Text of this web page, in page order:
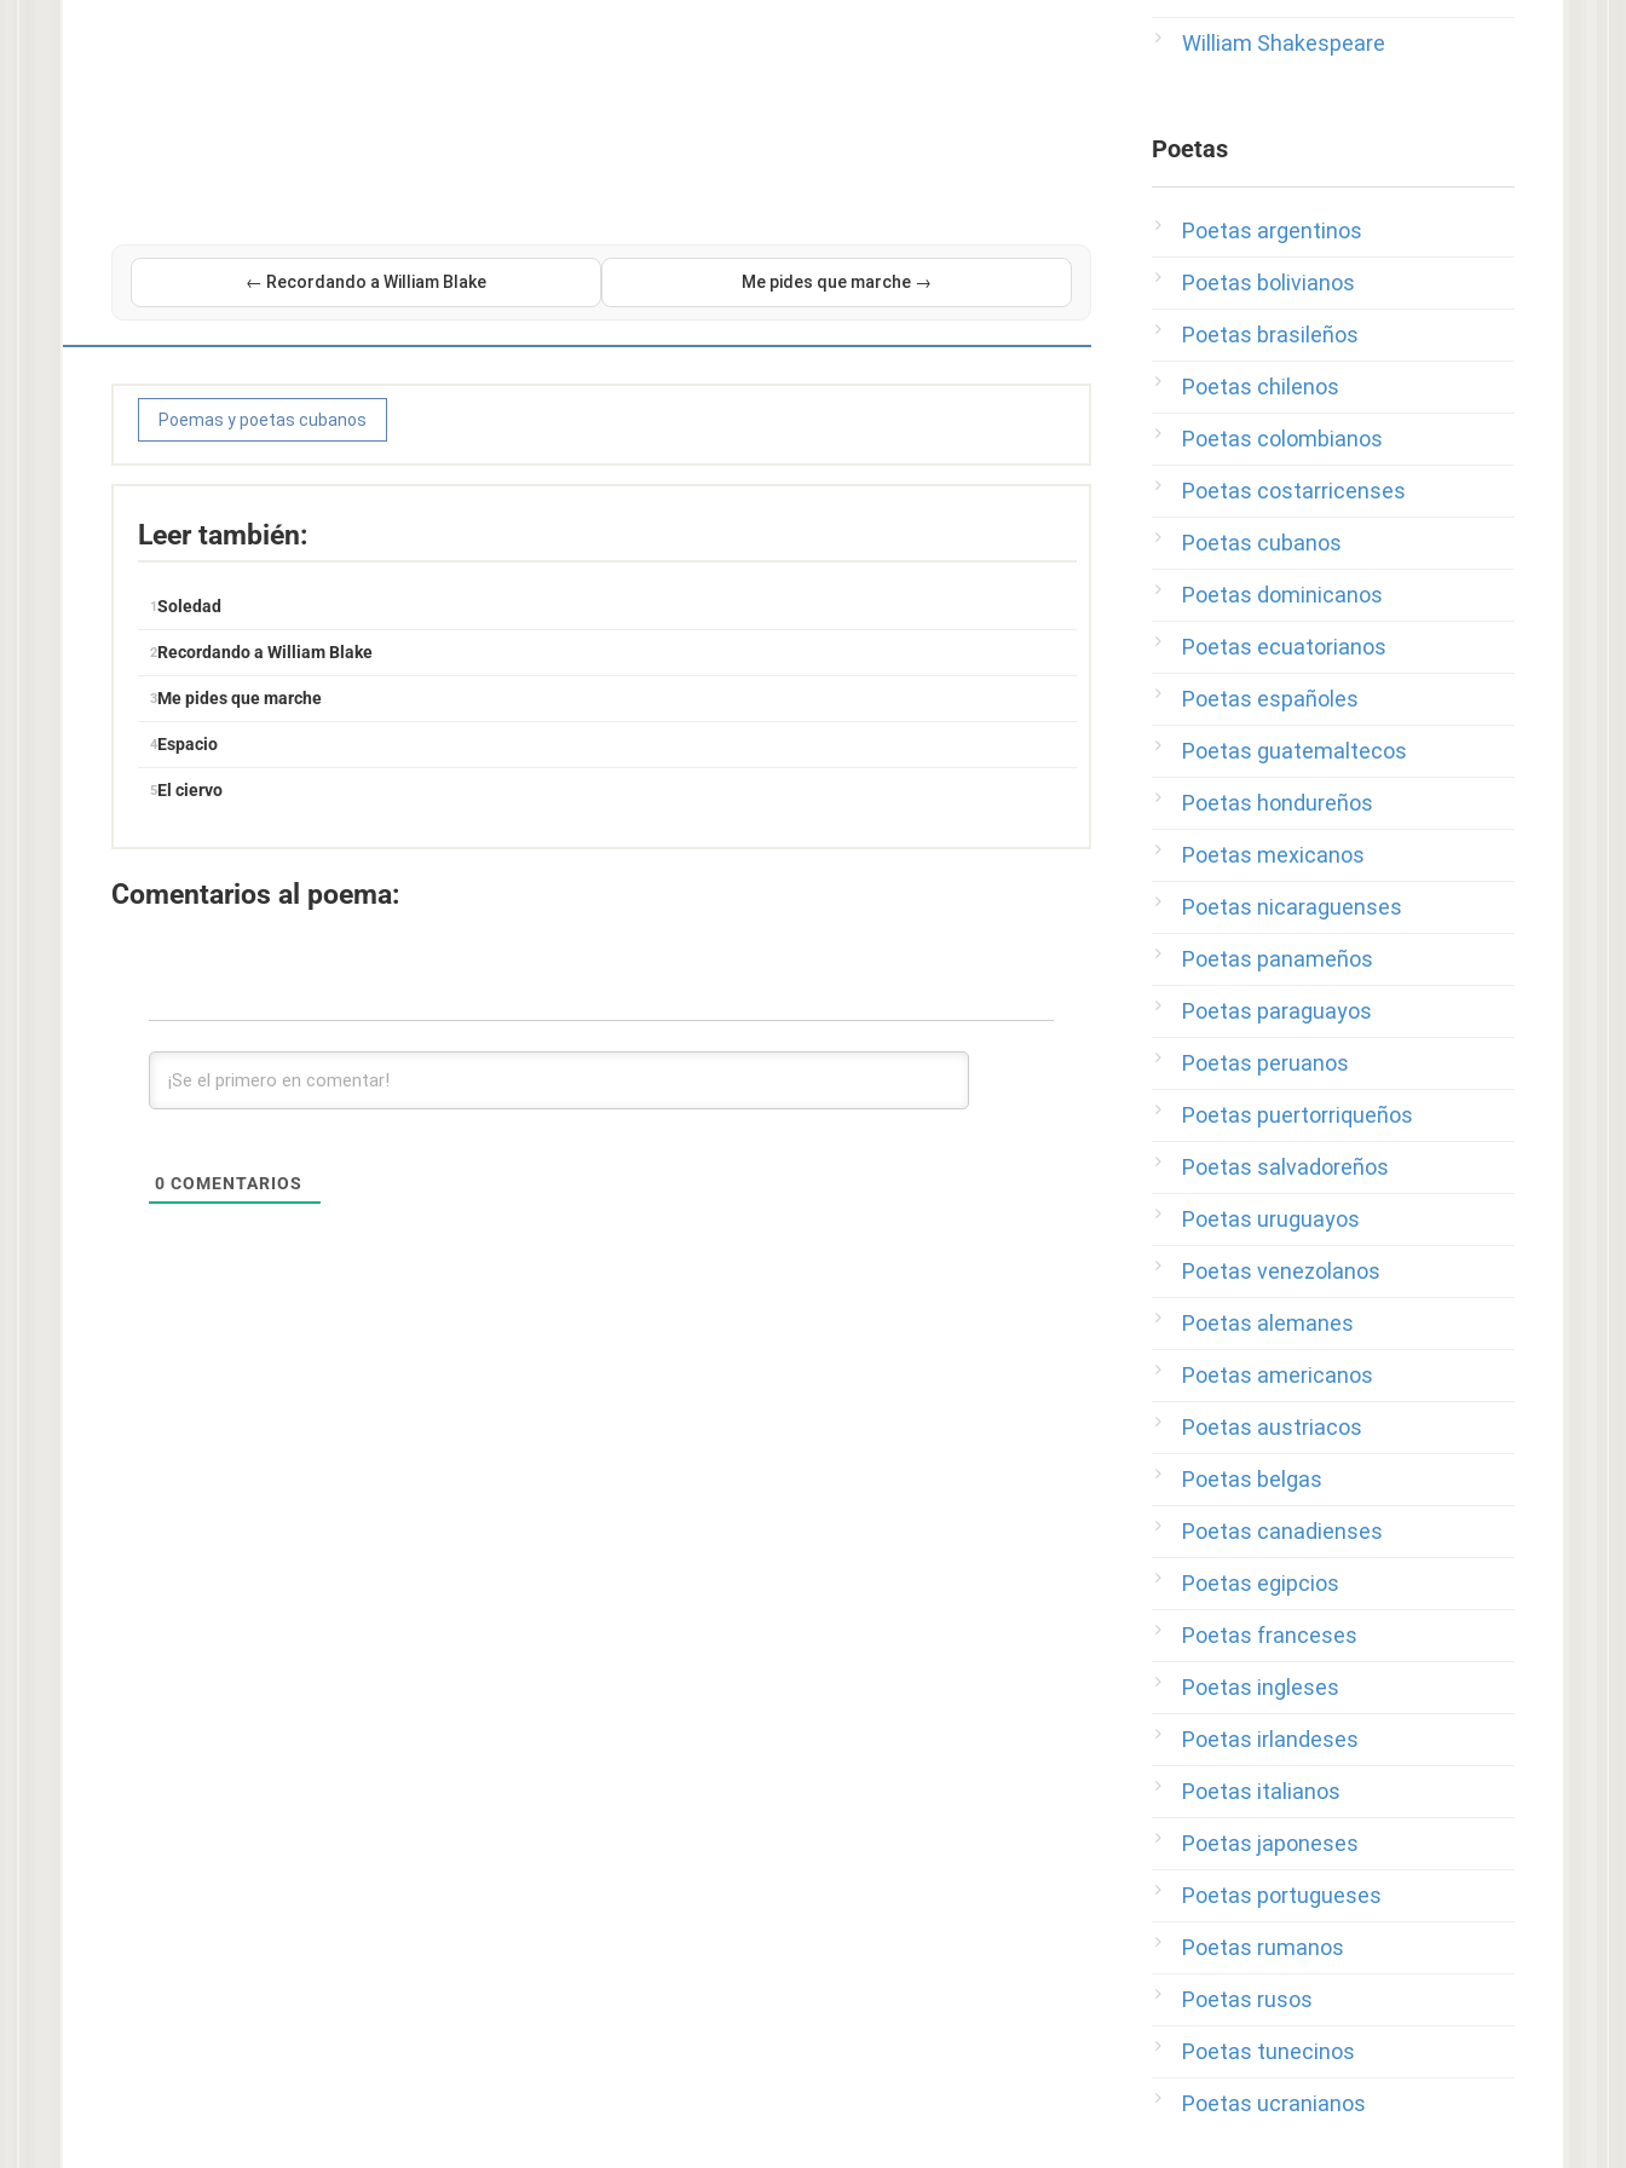
← Recordando a William Blake Me pides que marche →
Poemas y poetas cubanos
Leer también:
Soledad
Recordando a William Blake
Me pides que marche
Espacio
El ciervo
Comentarios al poema:
0 COMENTARIOS
William Shakespeare
Poetas
Poetas argentinos
Poetas bolivianos
Poetas brasileños
Poetas chilenos
Poetas colombianos
Poetas costarricenses
Poetas cubanos
Poetas dominicanos
Poetas ecuatorianos
Poetas españoles
Poetas guatemaltecos
Poetas hondureños
Poetas mexicanos
Poetas nicaraguenses
Poetas panameños
Poetas paraguayos
Poetas peruanos
Poetas puertorriqueños
Poetas salvadoreños
Poetas uruguayos
Poetas venezolanos
Poetas alemanes
Poetas americanos
Poetas austriacos
Poetas belgas
Poetas canadienses
Poetas egipcios
Poetas franceses
Poetas ingleses
Poetas irlandeses
Poetas italianos
Poetas japoneses
Poetas portugueses
Poetas rumanos
Poetas rusos
Poetas tunecinos
Poetas ucranianos